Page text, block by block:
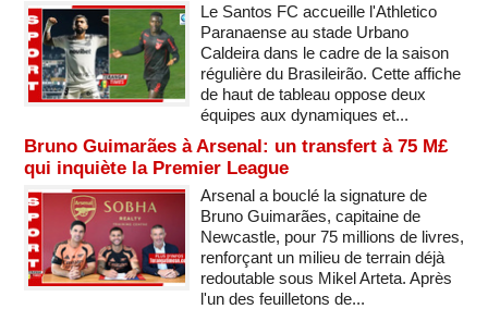
Le Santos FC accueille l'Athletico
Paranaense au stade Urbano
Caldeira dans le cadre de la saison
régulière du Brasileirão. Cette affiche
de haut de tableau oppose deux
équipes aux dynamiques et...
Bruno Guimarães à Arsenal: un transfert à 75 M£
qui inquiète la Premier League
Arsenal a bouclé la signature de
Bruno Guimarães, capitaine de
Newcastle, pour 75 millions de livres,
renforçant un milieu de terrain déjà
redoutable sous Mikel Arteta. Après
l'un des feuilletons de...